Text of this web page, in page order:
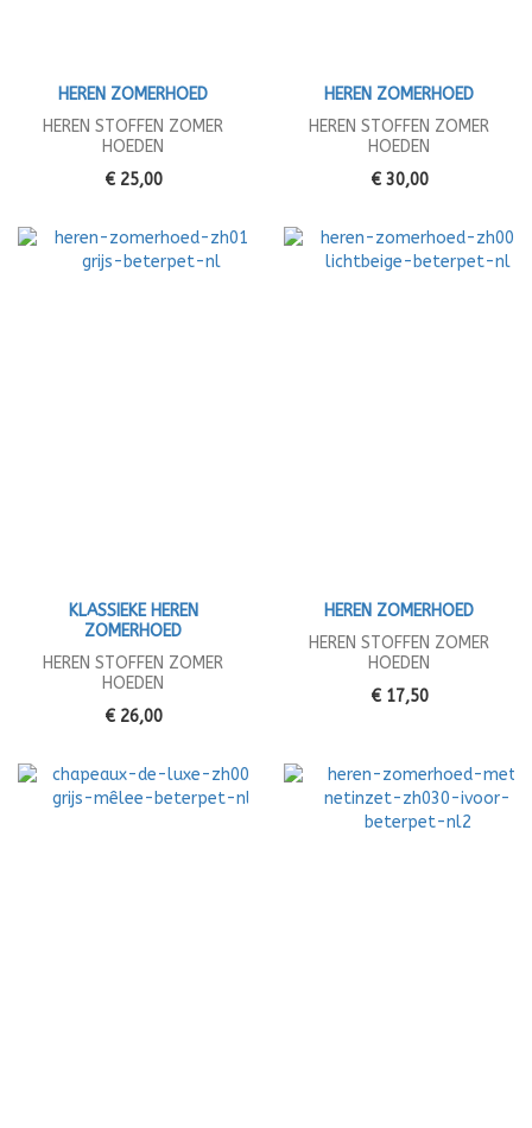
HEREN ZOMERHOED
HEREN STOFFEN ZOMER
HOEDEN
€ 25,00
HEREN ZOMERHOED
HEREN STOFFEN ZOMER
HOEDEN
€ 30,00
KLASSIEKE HEREN
ZOMERHOED
HEREN STOFFEN ZOMER
HOEDEN
€ 26,00
HEREN ZOMERHOED
HEREN STOFFEN ZOMER
HOEDEN
€ 17,50